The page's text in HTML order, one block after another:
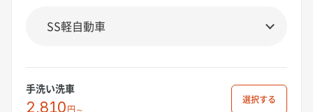
手洗い洗車
2,810円～
選択